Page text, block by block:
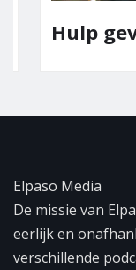
Hulp
Elpaso Media
De missie van
eerlijk en
verschillende